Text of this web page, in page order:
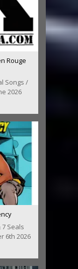
Rouge
Songs /
2026
Seals
6th 2026